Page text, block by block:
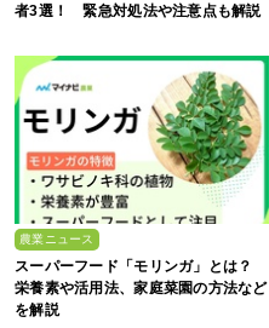
者3選！ 緊急対処法や注意点も解説
農業ニュース
スーパーフード「モリンガ」とは？
栄養素や活用法、家庭菜園の方法など
を解説